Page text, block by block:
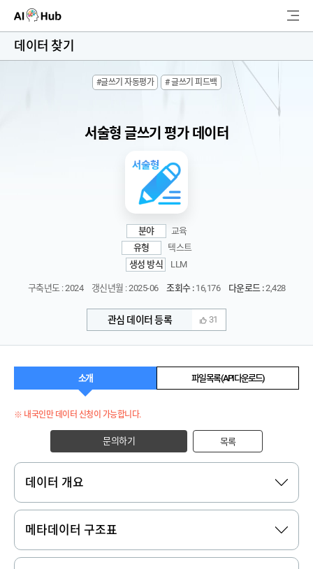
AI-Hub
색
데이터 찾기
#글쓰기 자동평가 # 글쓰기 피드백
서술형 글쓰기 평가 데이터
분야
교육
유형
텍스트
생성 방식
LLM
구축년도 : 2024 갱신년월 : 2025-06 조회수 :16,176 다운로드 :2,428
관심 데이터 등록 31
소개 파일 목록 (API 다운로드)
※ 내국인만 데이터 신청이 가능합니다.
문의하기 목록
데이터 개요
메타데이터 구조표